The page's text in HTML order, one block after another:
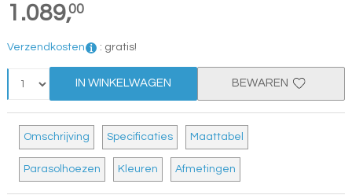
1.089,00
Verzendkosten : gratis!
IN WINKELWAGEN BEWAREN
Omschrijving Specificaties Maattabel
Parasolhoezen Kleuren Afmetingen